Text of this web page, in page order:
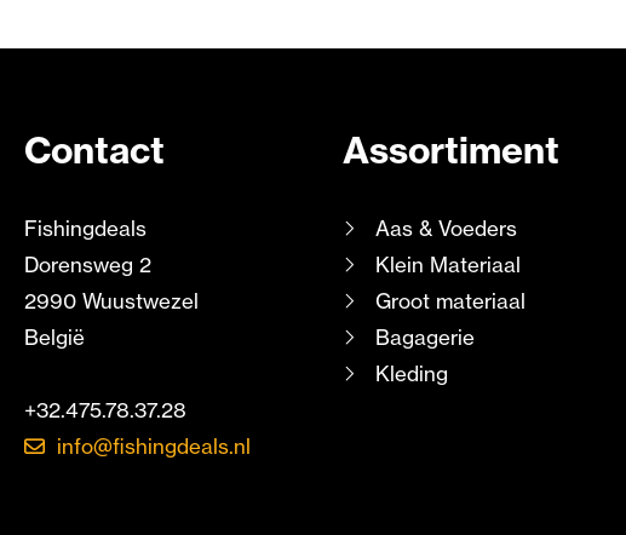
Contact
Fishingdeals
Dorensweg 2
2990 Wuustwezel
België
+32.475.78.37.28
info@fishingdeals.nl
Assortiment
Aas & Voeders
Klein Materiaal
Groot materiaal
Bagagerie
Kleding